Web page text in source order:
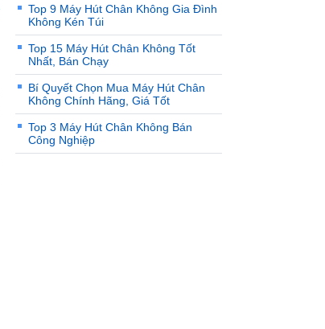
Top 9 Máy Hút Chân Không Gia Đình
Không Kén Túi
Top 15 Máy Hút Chân Không Tốt
Nhất, Bán Chạy
Bí Quyết Chọn Mua Máy Hút Chân
Không Chính Hãng, Giá Tốt
Top 3 Máy Hút Chân Không Bán
Công Nghiệp